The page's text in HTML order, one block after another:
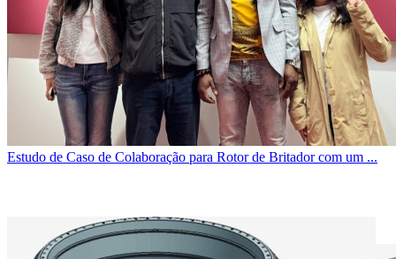
Estudo de Caso de Colaboração para Rotor de Britador com um ...